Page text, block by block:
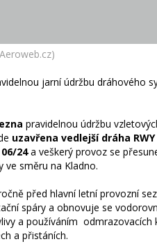
jarní údržbu dráhového
pravidelnou údržbu
uzavřena vedlejší dráha RWY
24a veškerý provoz se
ve směru na Kladno.
před hlavní letní provozní
spáry a obnovuje se
a používáním odmrazovacích
a přistáních.